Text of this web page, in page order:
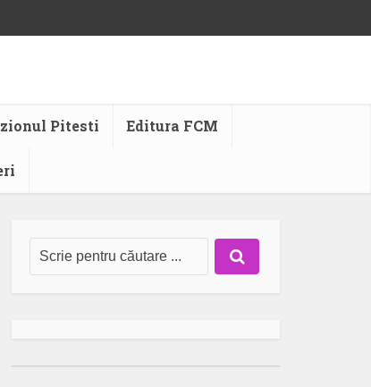
Pitesti Editura FCM